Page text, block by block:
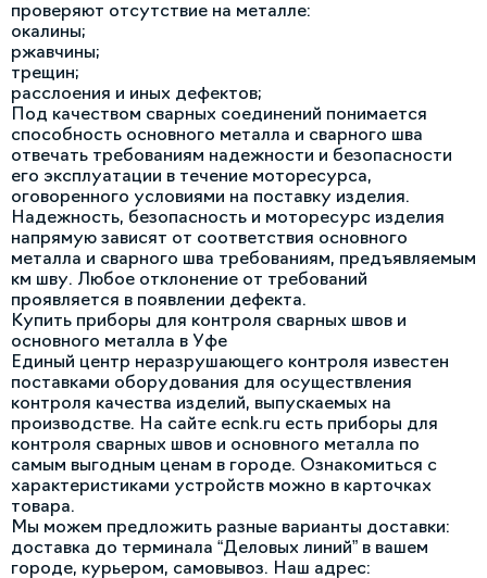
проверяют отсутствие на металле:
окалины;
ржавчины;
трещин;
расслоения и иных дефектов;
Под качеством сварных соединений понимается
способность основного металла и сварного шва
отвечать требованиям надежности и безопасности
его эксплуатации в течение моторесурса,
оговоренного условиями на поставку изделия.
Надежность, безопасность и моторесурс изделия
напрямую зависят от соответствия основного
металла и сварного шва требованиям, предъявляемым
км шву. Любое отклонение от требований
проявляется в появлении дефекта.
Купить приборы для контроля сварных швов и
основного металла в Уфе
Единый центр неразрушающего контроля известен
поставками оборудования для осуществления
контроля качества изделий, выпускаемых на
производстве. На сайте ecnk.ru есть приборы для
контроля сварных швов и основного металла по
самым выгодным ценам в городе. Ознакомиться с
характеристиками устройств можно в карточках
товара.
Мы можем предложить разные варианты доставки:
доставка до терминала “Деловых линий” в вашем
городе, курьером, самовывоз. Наш адрес: